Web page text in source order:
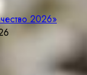
2026»